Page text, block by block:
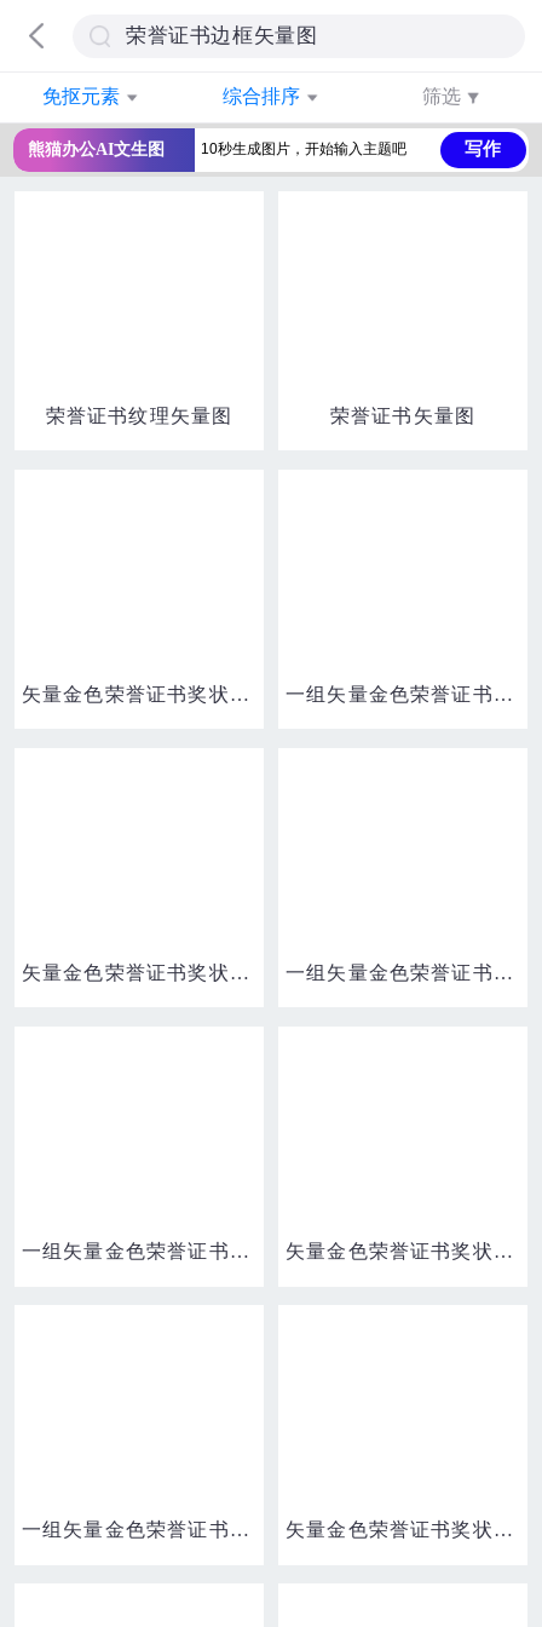
免抠元素 综合排序 筛选
熊猫办公AI文生图 写作
荣誉证书纹理矢量图 荣誉证书矢量图
矢量金色荣誉证书奖状边框合集三素材 一组矢量金色荣誉证书奖状边框四免抠素材
矢量金色荣誉证书奖状边框合集二素材 一组矢量金色荣誉证书奖状边框二免抠素材
一组矢量金色荣誉证书奖状边框一免抠素材 矢量金色荣誉证书奖状边框合集一素材
一组矢量金色荣誉证书奖状边框三免抠素材 矢量金色荣誉证书奖状边框合集四素材